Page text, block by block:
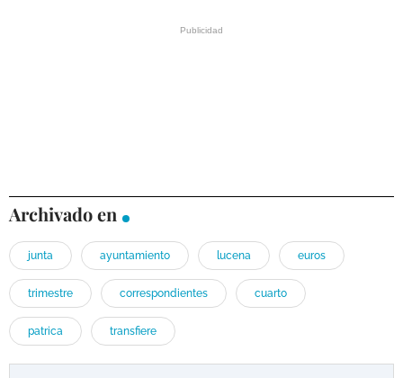
Archivado en
junta ayuntamiento lucena euros
trimestre correspondientes cuarto
patrica transfiere